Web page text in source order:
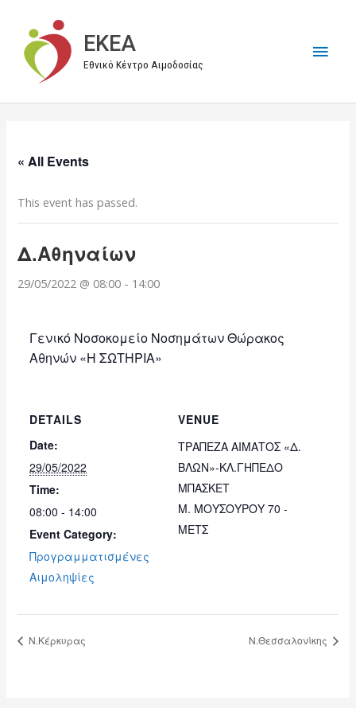
περιεχόμενο
EKEA
Εθνικό Κέντρο Αιμοδοσίας
« All Events
This event has passed.
Δ.Αθηναίων
29/05/2022 @ 08:00 - 14:00
Γενικό Νοσοκομείο Νοσημάτων Θώρακος
Αθηνών «Η ΣΩΤΗΡΙΑ»
DETAILS
Date:
29/05/2022
Time:
08:00 - 14:00
Event Category:
Προγραμματισμένες
Αιμοληψίες
VENUE
ΤΡΑΠΕΖΑ ΑΙΜΑΤΟΣ «Δ.
ΒΛΩΝ»-ΚΛ.ΓΗΠΕΔΟ
ΜΠΑΣΚΕΤ
Μ. ΜΟΥΣΟΥΡΟΥ 70 -
ΜΕΤΣ
Ν.Κέρκυρας Ν.Θεσσαλονίκης